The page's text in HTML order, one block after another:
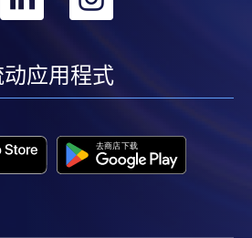
linkedin
动应用程式